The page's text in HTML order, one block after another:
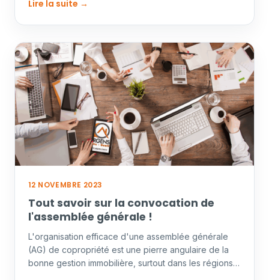
Lire la suite →
12 NOVEMBRE 2023
Tout savoir sur la convocation de
l'assemblée générale !
L'organisation efficace d'une assemblée générale
(AG) de copropriété est une pierre angulaire de la
bonne gestion immobilière, surtout dans les régions